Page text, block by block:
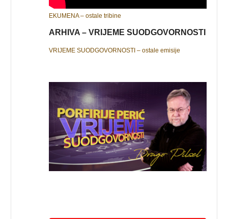
EKUMENA – ostale tribine
ARHIVA – VRIJEME SUODGOVORNOSTI
VRIJEME SUODGOVORNOSTI – ostale emisije